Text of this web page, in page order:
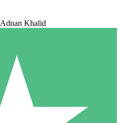
Adnan Khalid